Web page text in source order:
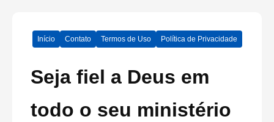
Início Contato Termos de Uso Política de Privacidade
Seja fiel a Deus em
todo o seu ministério